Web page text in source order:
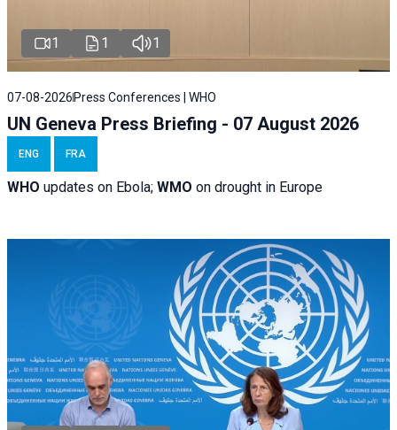
1 1 1
07-08-2026 Press Conferences | WHO
UN Geneva Press Briefing - 07 August 2026
ENG FRA
WHO updates on Ebola; WMO on drought in Europe